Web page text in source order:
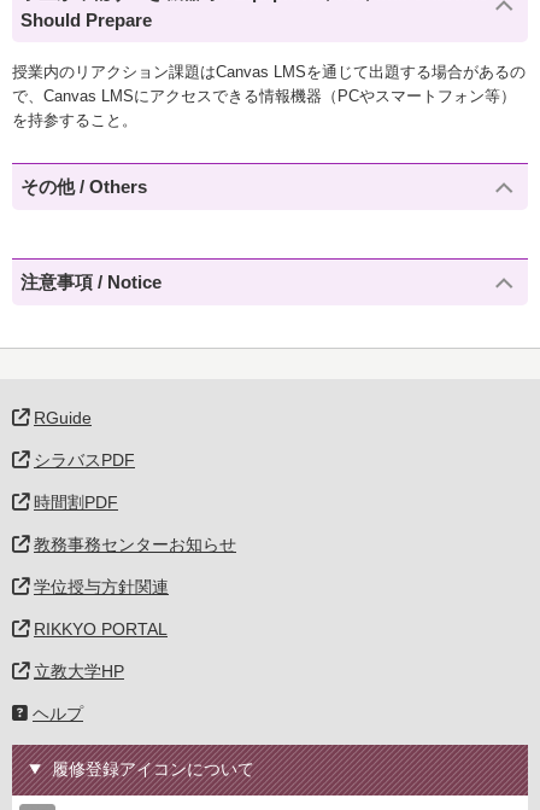
Should Prepare
授業内のリアクション課題はCanvas LMSを通じて出題する場合があるの
で、Canvas LMSにアクセスできる情報機器（PCやスマートフォン等）
を持参すること。
その他 / Others
注意事項 / Notice
RGuide
シラバスPDF
時間割PDF
教務事務センターお知らせ
学位授与方針関連
RIKKYO PORTAL
立教大学HP
ヘルプ
履修登録アイコンについて